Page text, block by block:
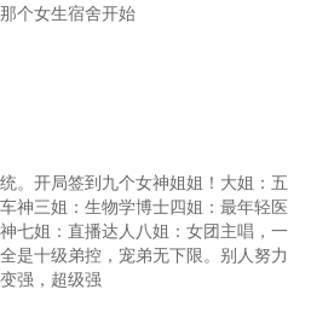
个女生宿舍开始
。开局签到九个女神姐姐！大姐：五
神三姐：生物学博士四姐：最年轻医
七姐：直播达人八姐：女团主唱，一
是十级弟控，宠弟无下限。别人努力
强，超级强